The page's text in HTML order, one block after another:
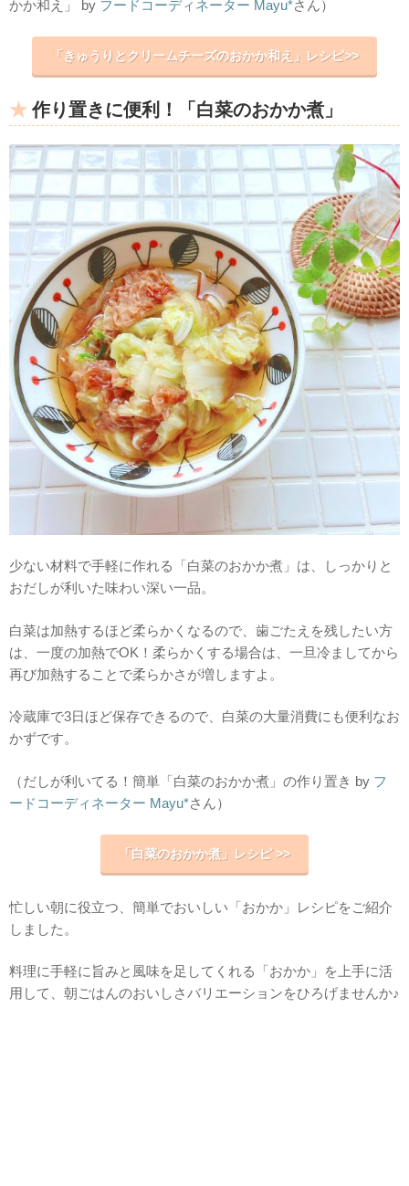
かか和え」 by フードコーディネーター Mayu*さん）
「きゅうりとクリームチーズのおかか和え」レシピ>>
作り置きに便利！「白菜のおかか煮」
少ない材料で手軽に作れる「白菜のおかか煮」は、しっかりと
おだしが利いた味わい深い一品。
白菜は加熱するほど柔らかくなるので、歯ごたえを残したい方
は、一度の加熱でOK！柔らかくする場合は、一旦冷ましてから
再び加熱することで柔らかさが増しますよ。
冷蔵庫で3日ほど保存できるので、白菜の大量消費にも便利なお
かずです。
（だしが利いてる！簡単「白菜のおかか煮」の作り置き by フ
ードコーディネーター Mayu*さん）
「白菜のおかか煮」レシピ >>
忙しい朝に役立つ、簡単でおいしい「おかか」レシピをご紹介
しました。
料理に手軽に旨みと風味を足してくれる「おかか」を上手に活
用して、朝ごはんのおいしさバリエーションをひろげませんか♪